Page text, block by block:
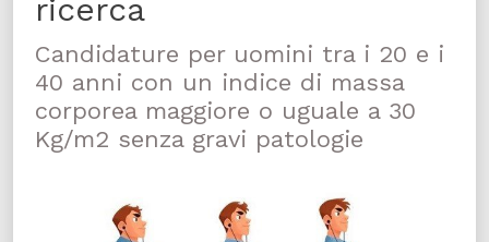
ricerca
Candidature per uomini tra i 20 e i
40 anni con un indice di massa
corporea maggiore o uguale a 30
Kg/m2 senza gravi patologie